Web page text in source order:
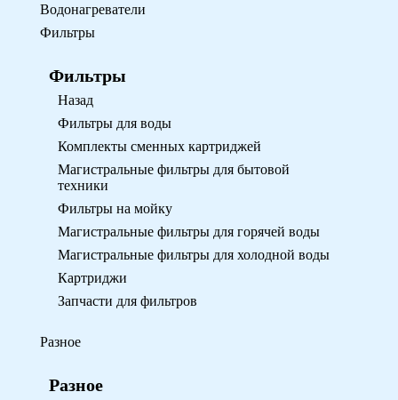
Водонагреватели
Фильтры
Фильтры
Назад
Фильтры для воды
Комплекты сменных картриджей
Магистральные фильтры для бытовой
техники
Фильтры на мойку
Магистральные фильтры для горячей воды
Магистральные фильтры для холодной воды
Картриджи
Запчасти для фильтров
Разное
Разное